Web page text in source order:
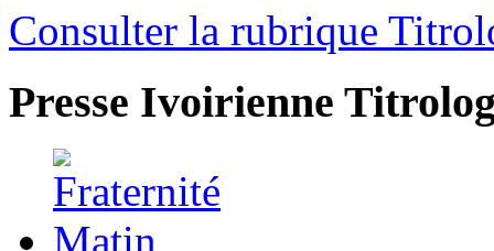
Consulter la rubrique
Presse Ivoirienne